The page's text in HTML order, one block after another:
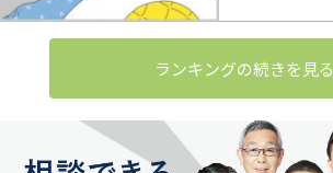
ランキングの続きを見る